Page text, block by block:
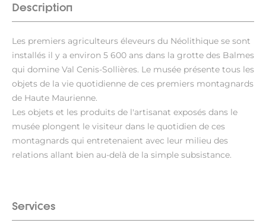
Description
Les premiers agriculteurs éleveurs du Néolithique se sont
installés il y a environ 5 600 ans dans la grotte des Balmes
qui domine Val Cenis-Sollières. Le musée présente tous les
objets de la vie quotidienne de ces premiers montagnards
de Haute Maurienne.
Les objets et les produits de l'artisanat exposés dans le
musée plongent le visiteur dans le quotidien de ces
montagnards qui entretenaient avec leur milieu des
relations allant bien au-delà de la simple subsistance.
Services